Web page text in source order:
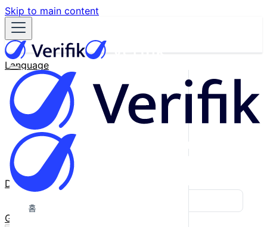
Skip to main content
Language
English
Español
Français
Português
한국어
日本語
中文
Docs
GitHub
홈